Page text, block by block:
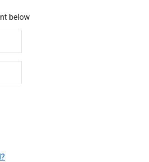
below